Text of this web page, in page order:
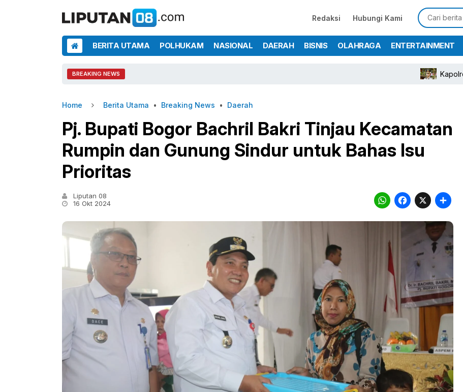
Redaksi Hubungi Kami
BERITA UTAMA POLHUKAM NASIONAL DAERAH BISNIS OLAHRAGA ENTERTAINMENT
BREAKING NEWS Kapolres Bogor
Home Berita Utama • Breaking News • Daerah
Pj. Bupati Bogor Bachril Bakri Tinjau Kecamatan
Rumpin dan Gunung Sindur untuk Bahas Isu
Prioritas
Liputan 08
16 Okt 2024
WhatsApp
X